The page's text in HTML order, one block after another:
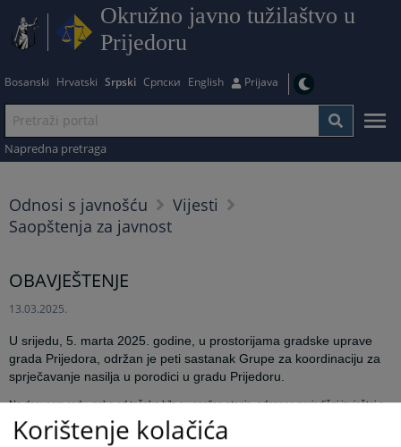
Okružno javno tužilaštvo u
Prijedoru
Bosanski Hrvatski Srpski Српски English Prijava
Napredna pretraga
Odnosi s javnošću
Vijesti
Saopštenja za javnost
OBAVJEŠTENJE
13.03.2025.
U srijedu, 5. marta 2025. godine, u prostorijama gradske uprave
grada Prijedora, održan je peti sastanak Grupe za koordinaciju za
sprječavanje nasilja u porodici u gradu Prijedoru.
Na dnevnom redu, neke od tačaka bile su analiza stanja, odnosno periodični izvještaj o
evidentiranom nasilju u porodici i preduzetim aktivnostima subjekata zaštite za period
oktobar-decembar 2024.godine, kao i
prijedlog izvještaja gradonačelniku o radu Grupe
Korištenje kolačića